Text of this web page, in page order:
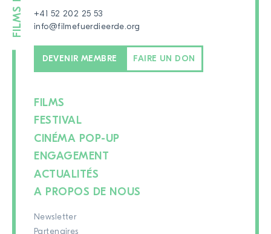
+41 52 202 25 53
info@filmefuerdieerde.org
DEVENIR MEMBRE FAIRE UN DON
FILMS
FESTIVAL
CINÉMA POP-UP
ENGAGEMENT
ACTUALITÉS
A PROPOS DE NOUS
Newsletter
Partenaires